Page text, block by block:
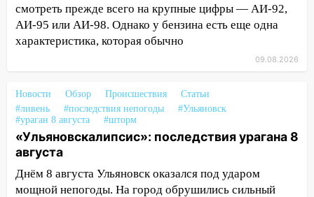
14:28 Ураган вырвал остановку на улице
Деева в Заволжье
14:16
Шторм продолжает ломать город:
на улице Любови Шевцовой рухнул
светофор
14:14 Студента из Ульяновска обманули
мошенники под видом преподавателя
смотреть прежде всего на крупные цифры — АИ-92,
АИ-95 или АИ-98. Однако у бензина есть еще одна
характеристика, которая обычно
09.08.2026
Новости Обзор Происшествия
Статьи
#ливень
#последствия непогоды
#Ульяновск
#ураган 8 августа
#шторм
«Ульяновскалипсис»: последствия урагана 8
августа
Днём 8 августа Ульяновск оказался под ударом
мощной непогоды. На город обрушились сильный